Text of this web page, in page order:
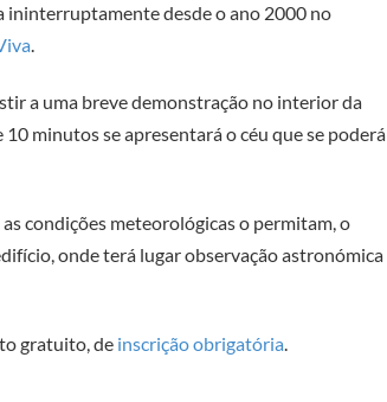
ininterruptamente desde o ano 2000 no
.
a uma breve demonstração no interior da
minutos se apresentará o céu que se poderá
condições meteorológicas o permitam, o
onde terá lugar observação astronómica
gratuito, de inscrição obrigatória